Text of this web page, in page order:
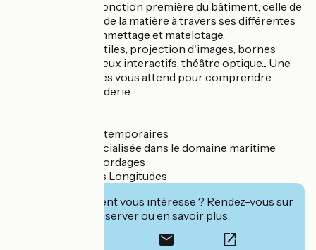
(re)découvrez la fonction première du bâtiment, celle de
la transformation de la matière à travers ses différentes
étapes : filage, commettage et matelotage.
Manipulations tactiles, projection d'images, bornes
ludo-éducatives, jeux interactifs, théâtre optique... Une
série d'expériences vous attend pour comprendre
l'histoire de la corderie.
¤ des expositions temporaires
¤ une librairie spécialisée dans le domaine maritime
¤ le Magasin des cordages
¤ le restaurant Les Longitudes
Cet établissement vous intéresse ? Rendez-vous sur
leur site pour réserver ou en savoir plus.